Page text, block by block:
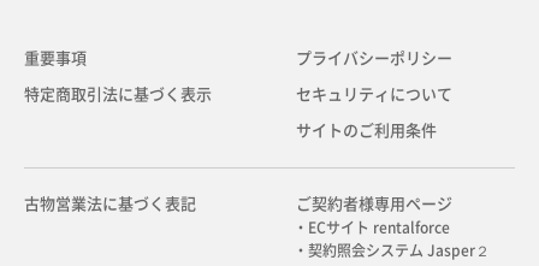
重要事項
特定商取引法に基づく表示
プライバシーポリシー
セキュリティについて
サイトのご利用条件
古物営業法に基づく表記 ご契約者様専用ページ
・ECサイト rentalforce
・契約照会システム Jasper２